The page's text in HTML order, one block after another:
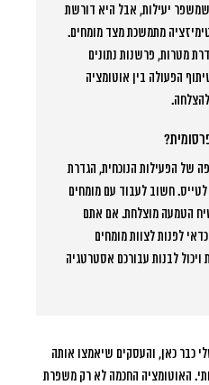
יעילות, אבל היא דורשת
מתמשכת מצד מומחים.
מטרות, פרשנות נתונים
הפעולה בין אוטומציה
של הפעילות הנוכחית, הגדרת
חשוב לעבוד עם מומחים
הטמעה מוצלחת. אם אתם
לפנות לצוות מומחים
לבנות עבורכם אסטרטגיה
כבר כאן, והעסקים שיאמצו אותה
האוטומציה החכמה לא רק משפרת